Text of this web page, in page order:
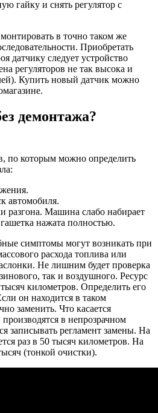
гайку и снять регулятор с
в точно таком же
Приобретать
датчику следует устройство
регуляторов не так высока и
Купить новый датчик можно
демонтажа?
по которым можно определить
автомобиля.
разгона. Машина слабо набирает
нажата полностью.
симптомы могут возникать при
расхода топлива или
Не лишним будет проверка
так и воздушного. Ресурс
километров. Определить его
он находится в таком
заменить. Что касается
в непрозрачном
записывать регламент замены. На
раз в 50 тысяч километров. На
(тонкой очистки).